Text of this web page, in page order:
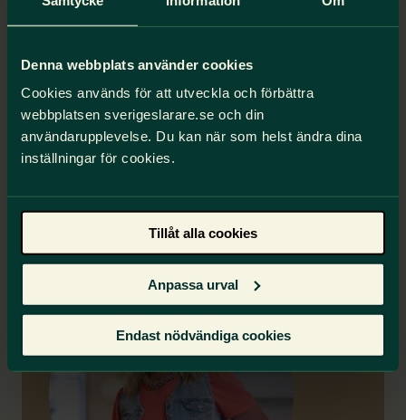
Denna webbplats använder cookies
Cookies används för att utveckla och förbättra
webbplatsen sverigeslarare.se och din
användarupplevelse. Du kan när som helst ändra dina
inställningar för cookies.
Tillåt alla cookies
Anpassa urval
Endast nödvändiga cookies
skolväsendet.
planering och för- och efterarbete,
minimibemanning, lärartäthet, samt
klassernas och elevgruppernas storlekar.
Öka möjligheterna att undervisa i halvklass
och liten grupp.
och särskilt stöd.